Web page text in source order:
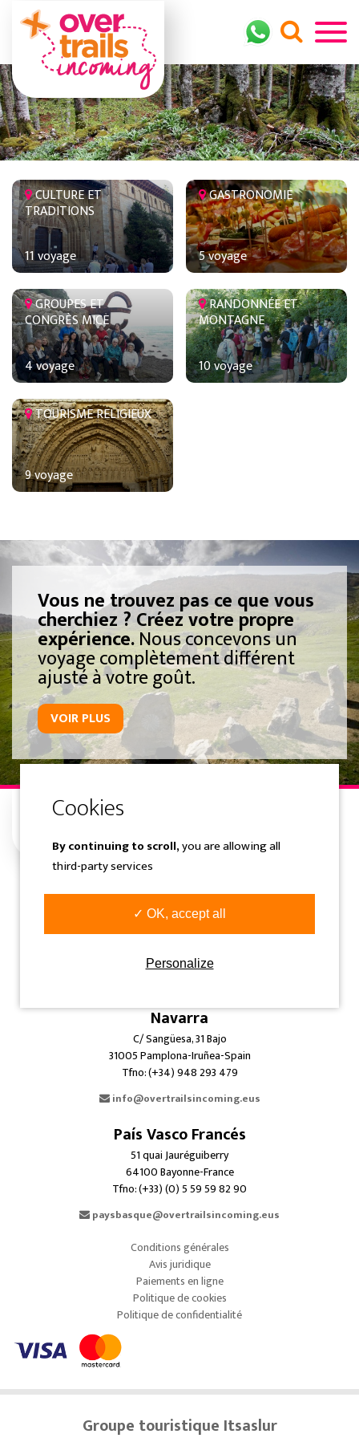
CULTURE ET
TRADITIONS
11 voyage
GASTRONOMIE
5 voyage
GROUPES ET
CONGRÈS MICE
4 voyage
RANDONNÉE ET
MONTAGNE
10 voyage
TOURISME RELIGIEUX
9 voyage
Vous ne trouvez pas ce que vous
cherchiez ? Créez votre propre
expérience.Nous concevons un
voyage complètement différent
ajusté à votre goût.
VOIR PLUS
Gipuzkoa
Samaniego Kalea 1 Solairuartea
20400 Tolosa-Gipuzkoa-Spain
Tfno: (+34) 943 360 300
Navarra
C/ Sangüesa, 31 Bajo
31005 Pamplona-Iruñea-Spain
Tfno: (+34) 948 293 479
info@overtrailsincoming.eus
País Vasco Francés
51 quai Jauréguiberry
64100 Bayonne-France
Tfno: (+33) (0) 5 59 59 82 90
paysbasque@overtrailsincoming.eus
Conditions générales
Avis juridique
Paiements en ligne
Politique de cookies
Politique de confidentialité
Groupe touristique Itsaslur
By continuing to scroll,you are allowing all
third-party services
✓ OK, accept all
Personalize